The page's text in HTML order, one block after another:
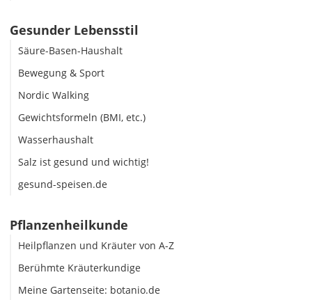
Gesunder Lebensstil
Säure-Basen-Haushalt
Bewegung & Sport
Nordic Walking
Gewichtsformeln (BMI, etc.)
Wasserhaushalt
Salz ist gesund und wichtig!
gesund-speisen.de
Pflanzenheilkunde
Heilpflanzen und Kräuter von A-Z
Berühmte Kräuterkundige
Meine Gartenseite: botanio.de